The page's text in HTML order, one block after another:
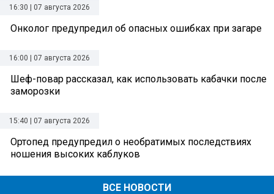
16:30 | 07 августа 2026
Онколог предупредил об опасных ошибках при загаре
16:00 | 07 августа 2026
Шеф-повар рассказал, как использовать кабачки после
заморозки
15:40 | 07 августа 2026
Ортопед предупредил о необратимых последствиях
ношения высоких каблуков
ВСЕ НОВОСТИ